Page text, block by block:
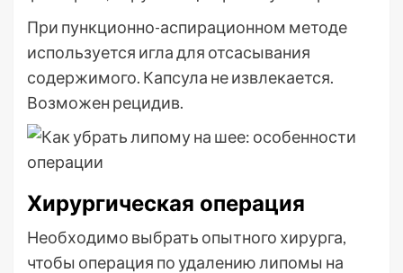
При пункционно-аспирационном методе
используется игла для отсасывания
содержимого. Капсула не извлекается.
Возможен рецидив.
Хирургическая операция
Необходимо выбрать опытного хирурга,
чтобы операция по удалению липомы на